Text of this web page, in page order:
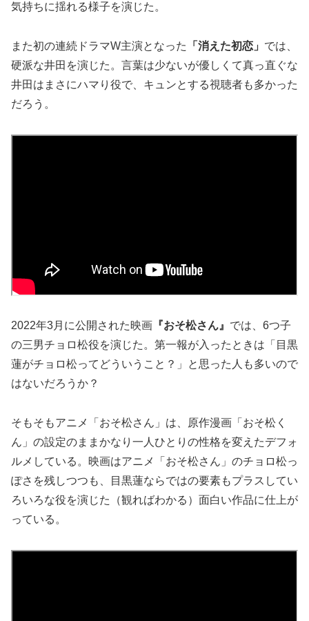
気持ちに揺れる様子を演じた。
また初の連続ドラマW主演となった 「消えた初恋」 では、
硬派な井田を演じた。言葉は少ないが優しくて真っ直ぐな
井田はまさにハマり役で、キュンとする視聴者も多かった
だろう。
2022年3月に公開された映画 『おそ松さん』 では、6つ子
の三男チョロ松役を演じた。第一報が入ったときは「目黒
蓮がチョロ松ってどういうこと？」と思った人も多いので
はないだろうか？
そもそもアニメ「おそ松さん」は、原作漫画「おそ松く
ん」の設定のままかなり一人ひとりの性格を変えたデフォ
ルメしている。映画はアニメ「おそ松さん」のチョロ松っ
ぽさを残しつつも、目黒蓮ならではの要素もプラスしてい
ろいろな役を演じた（観ればわかる）面白い作品に仕上が
っている。